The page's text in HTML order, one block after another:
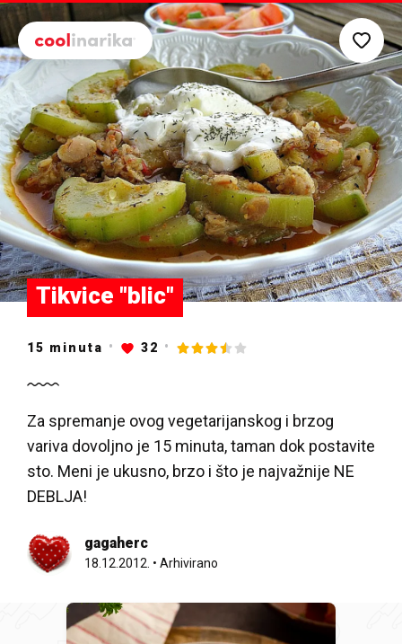
Preskoči na glavni sadržaj
Tikvice "blic"
15 minuta 32
Za spremanje ovog vegetarijanskog i brzog
variva dovoljno je 15 minuta, taman dok postavite
sto. Meni je ukusno, brzo i što je najvažnije NE
DEBLJA!
gagaherc
18.12.2012. • Arhivirano